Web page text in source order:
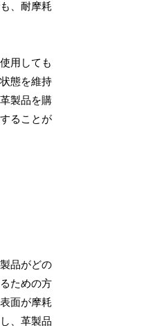
、耐摩耗
用しても
態を維持
製品を購
ることが
品がどの
ための方
面が摩耗
、革製品